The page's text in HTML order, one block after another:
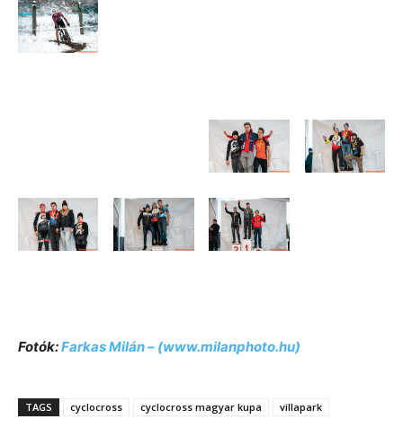
Fotók:Farkas Milán – (www.milanphoto.hu)
TAGS cyclocross cyclocross magyar kupa villapark